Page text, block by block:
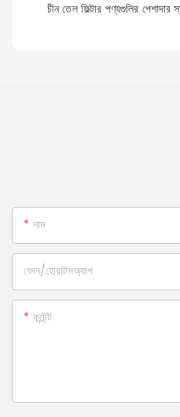
চীন তেল ফিল্টার পণ্যগুলির পেশাদার
নাম
ফোন/হোয়াটসঅ্যাপ
কন্টেন্ট